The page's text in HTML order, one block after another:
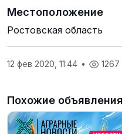
Местоположение
Ростовская область
12 фев 2020, 11:44 • 1267
Похожие объявления